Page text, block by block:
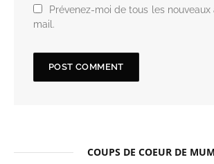
Prévenez-moi de tous les
mail.
COUPS DE COEUR DE